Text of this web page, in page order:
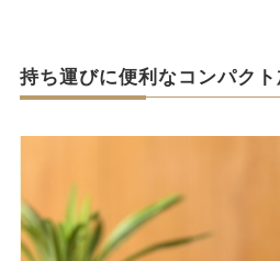
持ち運びに便利なコンパク